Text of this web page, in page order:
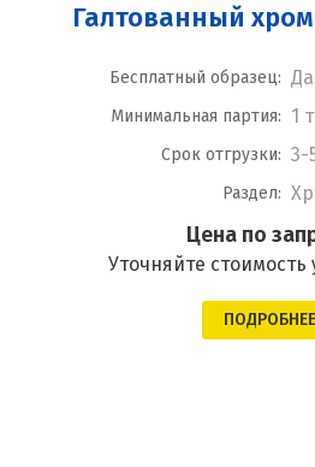
Галтованный
Бесплатный образец: Да
Минимальная партия: 1
Срок отгрузки: 3-
Раздел:
Цена по
Уточняйте
ПОДРОБНЕЕ